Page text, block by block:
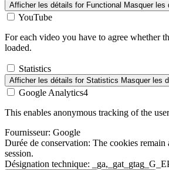
Afficher les détails for Functional Masquer les
YouTube
For each video you have to agree whether
loaded.
Statistics
Afficher les détails for Statistics Masquer les
Google Analytics4
This enables anonymous tracking of the
Fournisseur: Google
Durée de conservation: The cookies remain
session.
Désignation technique: